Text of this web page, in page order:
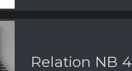
Relation NB 4